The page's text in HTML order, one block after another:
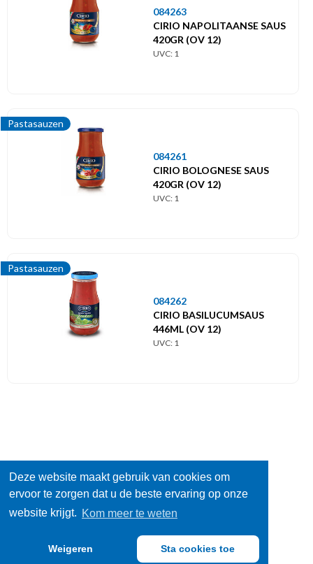
Deze website maakt gebruik van cookies om
ervoor te zorgen dat u de beste ervaring op onze
website krijgt. Kom meer te weten
Weigeren Sta cookies toe
084263
CIRIO NAPOLITAANSE SAUS
420GR (OV 12)
UVC: 1
Pastasauzen
084261
CIRIO BOLOGNESE SAUS
420GR (OV 12)
UVC: 1
Pastasauzen
084262
CIRIO BASILUCUMSAUS
446ML (OV 12)
UVC: 1